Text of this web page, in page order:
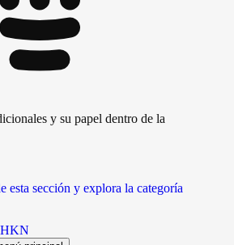
y su papel dentro de la
esta sección y explora la categoría